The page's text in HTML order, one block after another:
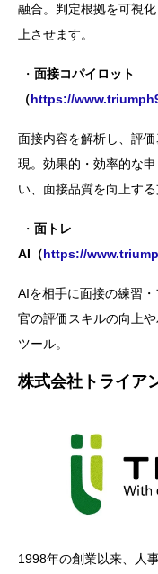
融合。判定根拠を可視
上させます。
・ 面接コパイロット
（https://
面接内容を解析し、評
現。効果的・効率的な
い、面接品質を向上する
・ 面トレ
AI（https://
AIを相手に面接の練習
官の評価スキルの向上
ツール。
株式会社トライア
1998年の創業以来、人